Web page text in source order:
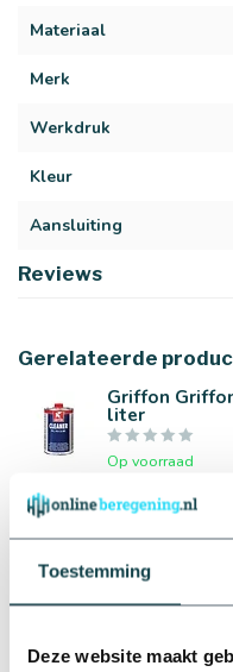
Toestemming
Deze website maakt
Materiaal
Merk
Werkdruk
Kleur
Aansluiting
Reviews
Gerelateerde
Griffon
liter
Op voorraad
Griffon
liter
Op voorraad
| 16 t/m 110